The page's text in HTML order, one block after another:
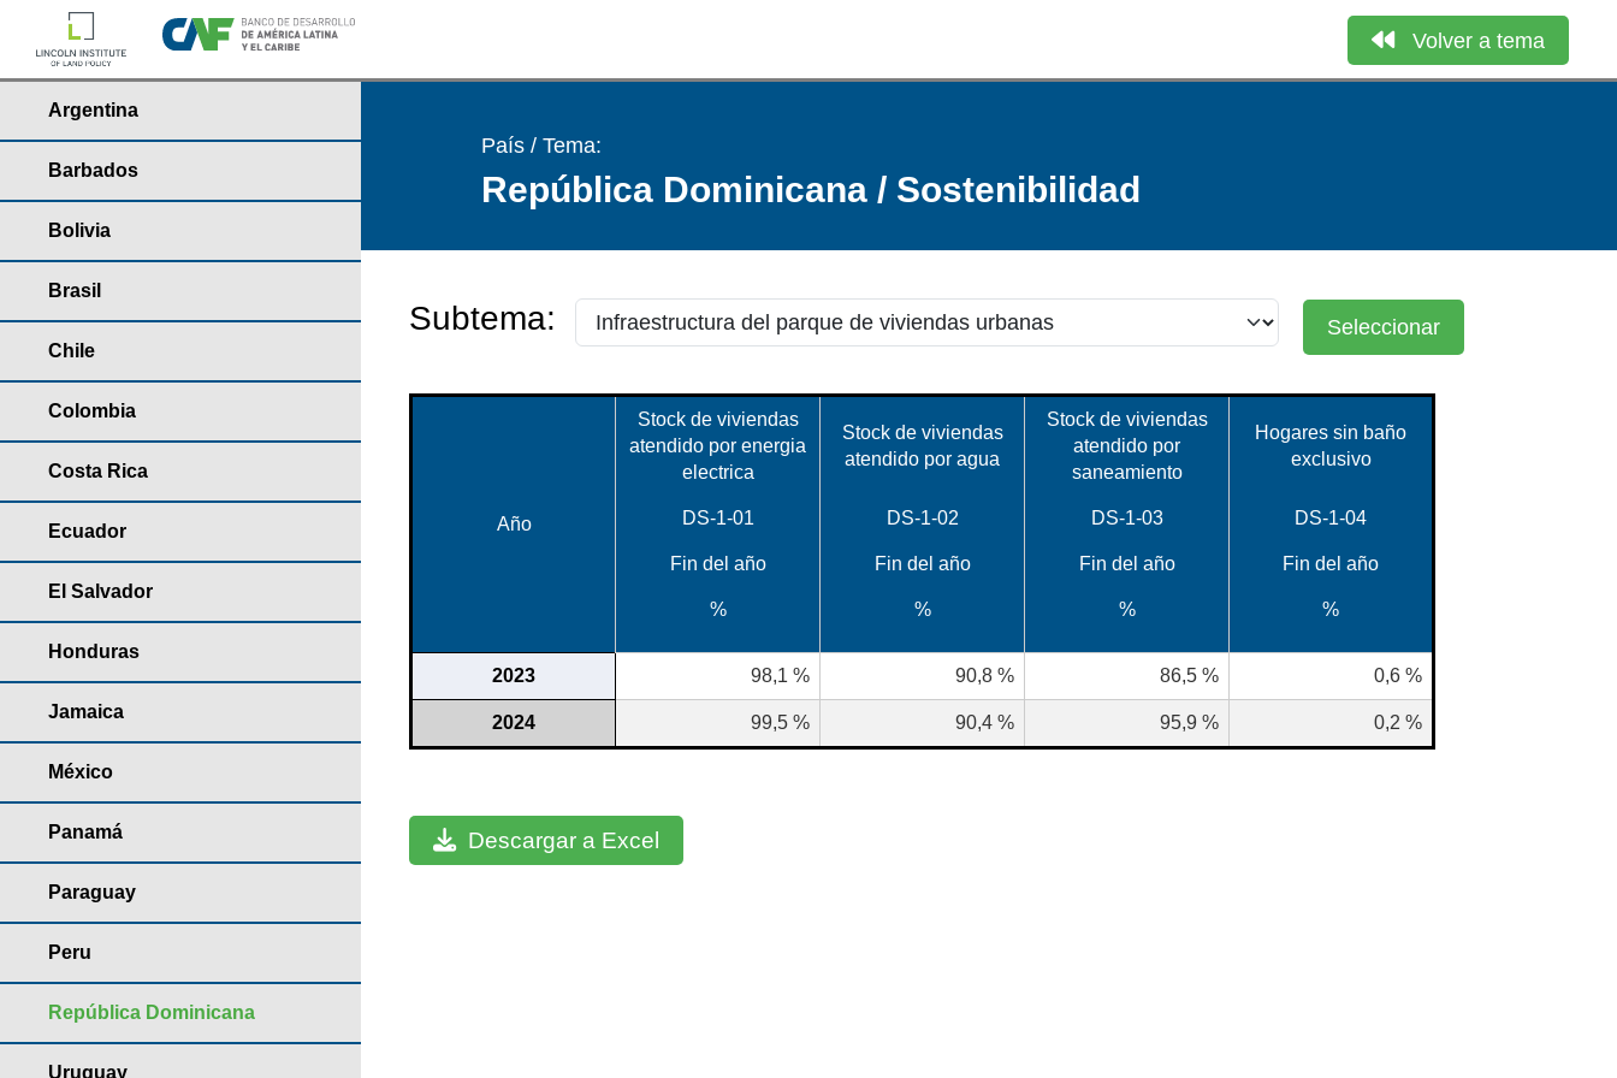
Volver a tema
Argentina
Barbados
Bolivia
Brasil
Chile
Colombia
Costa Rica
Ecuador
El Salvador
Honduras
Jamaica
México
Panamá
Paraguay
Peru
República Dominicana
Uruguay
País / Tema:
República Dominicana / Sostenibilidad
Subtema: Seleccionar
Año
Stock de viviendas
atendido por energia
electrica
Stock de viviendas
atendido por agua
Stock de viviendas
atendido por
saneamiento
Hogares sin baño
exclusivo
DS-1-01 DS-1-02 DS-1-03 DS-1-04
Fin del año Fin del año Fin del año Fin del año
% % % %
2023 98,1 % 90,8 % 86,5 % 0,6 %
2024 99,5 % 90,4 % 95,9 % 0,2 %
Descargar a Excel